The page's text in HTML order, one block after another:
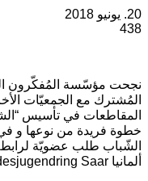
20. يونيو 2018
438
نجحت مؤسّسة المُفكّرون
المُشترك مع الجمعيّات
المقاطعات في تأسيس
خطوة فريدة من نوعها و
الشّباب طلب عضويّة
ألمانيا Landesjugendring Saar